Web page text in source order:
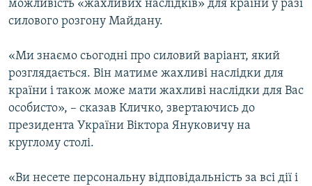
Усі сайти RFE/RL
можливість «жахливих наслідків» для країни у разі
силового розгону Майдану.
«Ми знаємо сьогодні про силовий варіант, який
розглядається. Він матиме жахливі наслідки для
країни і також може мати жахливі наслідки для Вас
особисто», – сказав Кличко, звертаючись до
президента України Віктора Януковичу на
круглому столі.
«Ви несете персональну відповідальність за всі дії і